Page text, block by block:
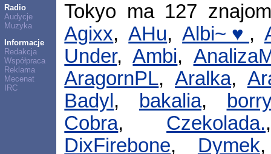
Radio
Audycje
Muzyka
Informacje
Redakcja
Współpraca
Reklama
Mecenat
IRC
Tokyo ma 127
Agixx,AHu,Albi~♥ ,
Under,Ambi,
AragornPL, Aralka,
Badyl , bakalia,
Cobra, Czekolada.
DixFirebone, Dymek